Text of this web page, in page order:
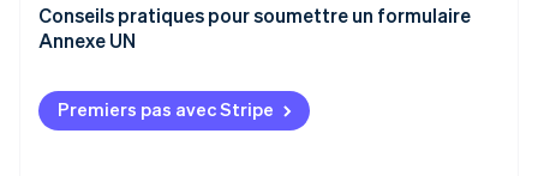
Informations supplémentaires
Production incorrecte de rapports sur les revenus
Absence de preuve des seuils applicables à la vente
à distance
Conseils pratiques pour soumettre un formulaire
Annexe UN
Planifier tôt
Fournir des données cohérentes
Premiers pas avec Stripe